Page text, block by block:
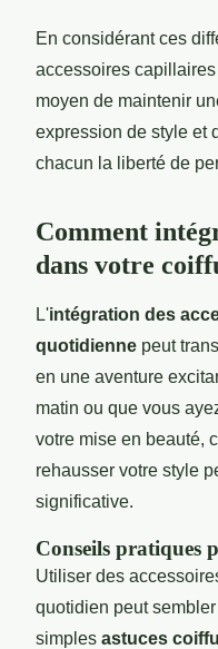
En considérant ces
accessoires
moyen de maintenir
expression de style et
chacun la liberté de
Comment
dans votre
L'intégration des
quotidienne peut
en une aventure
matin ou que vous
votre mise en beauté,
rehausser votre style
significative.
Conseils pratiques
Utiliser des
quotidien peut
simples astuces